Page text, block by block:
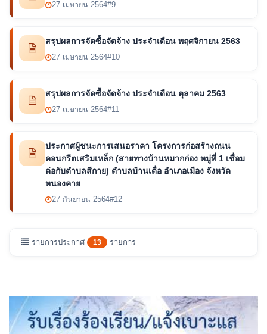
27 เมษายน 2564#9
สรุปผลการจัดซื้อจัดจ้าง ประจำเดือน พฤศจิกายน 2563
27 เมษายน 2564#10
สรุปผลการจัดซื้อจัดจ้าง ประจำเดือน ตุลาคม 2563
27 เมษายน 2564#11
ประกาศผู้ชนะการเสนอราคา โครงการก่อสร้างถนน
คอนกรีตเสริมเหล็ก (สายทางบ้านหมากก่อง หมู่ที่ 1 เชื่อม
ต่อกับตำบลสีกาย) ตำบลบ้านเดื่อ อำเภอเมือง จังหวัด
หนองคาย
27 กันยายน 2564#12
รายการประกาศ 13 รายการ